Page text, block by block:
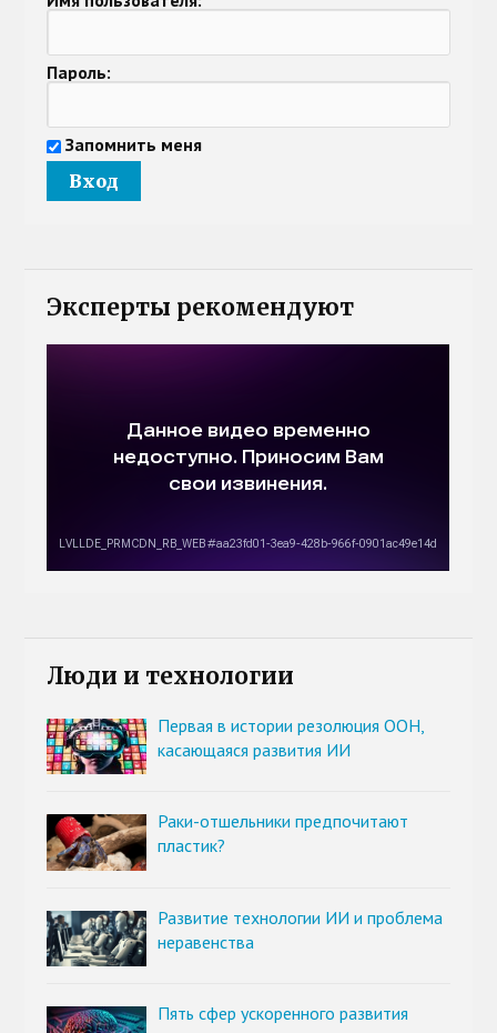
Пароль:
Запомнить меня
Эксперты рекомендуют
Люди и технологии
Первая в истории резолюция ООН,
касающаяся развития ИИ
Раки-отшельники предпочитают
пластик?
Развитие технологии ИИ и проблема
неравенства
Пять сфер ускоренного развития